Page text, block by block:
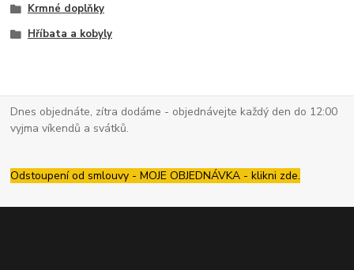
Krmné doplňky
Hříbata a kobyly
Dnes objednáte, zítra dodáme - objednávejte každý den do 12:00
vyjma víkendů a svátků.
Odstoupení od smlouvy - MOJE OBJEDNÁVKA - klikni zde.